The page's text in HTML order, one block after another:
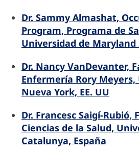
Dr. Sammy Almashat,
Program, Programa de
Universidad de Maryland
Dr. Nancy VanDevanter,
Enfermería Rory Meyers,
Nueva York, EE. UU
Dr. Francesc Saigí-Rubió,
Ciencias de la Salud,
Catalunya, España